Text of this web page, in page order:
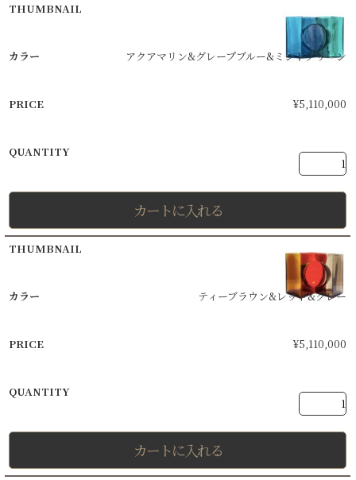
アクアマリン&グレープブルー&ミントグリーン
¥5,110,000
カートに入れる
ティーブラウン&レッド&グレー
¥5,110,000
カートに入れる